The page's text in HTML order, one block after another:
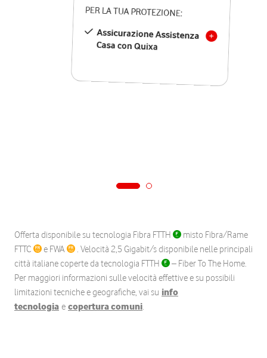
PER LA TUA PROTEZIONE:
Assicurazione Assistenza
Casa con Quixa
Offerta disponibile su tecnologia Fibra FTTH
misto Fibra/Rame
FTTC
e FWA
. Velocità 2,5 Gigabit/s disponibile nelle principali
città italiane coperte da tecnologia FTTH
– Fiber To The Home.
Per maggiori informazioni sulle velocità effettive e su possibili
limitazioni tecniche e geografiche, vai su info
tecnologia e copertura comuni.